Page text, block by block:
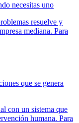
necesitas uno
resuelve y
mediana. Para
que se genera
con un sistema que
humana. Para